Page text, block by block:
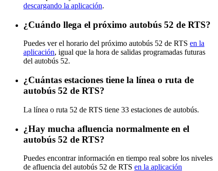
descargando la aplicación.
¿Cuándo llega el próximo autobús 52 de RTS?
Puedes ver el horario del próximo autobús 52 de RTS en la
aplicación, igual que la hora de salidas programadas futuras
del autobús 52.
¿Cuántas estaciones tiene la línea o ruta de
autobús 52 de RTS?
La línea o ruta 52 de RTS tiene 33 estaciones de autobús.
¿Hay mucha afluencia normalmente en el
autobús 52 de RTS?
Puedes encontrar información en tiempo real sobre los niveles
de afluencia del autobús 52 de RTS en la aplicación